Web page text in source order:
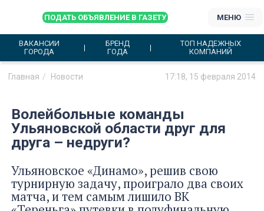
ПОДАТЬ ОБЪЯВЛЕНИЕ В ГАЗЕТУ МЕНЮ
ВАКАНСИИ
ГОРОДА
БРЕНД
ГОДА
ТОП НАДЕЖНЫХ
КОМПАНИЙ
Главная Новости 17:18, 15 февраля 2014
Волейбольные команды
Ульяновской области друг для
друга – недруги?
Ульяновское «Динамо», решив свою
турнирную задачу, проиграло два своих
матча, и тем самым лишило ВК